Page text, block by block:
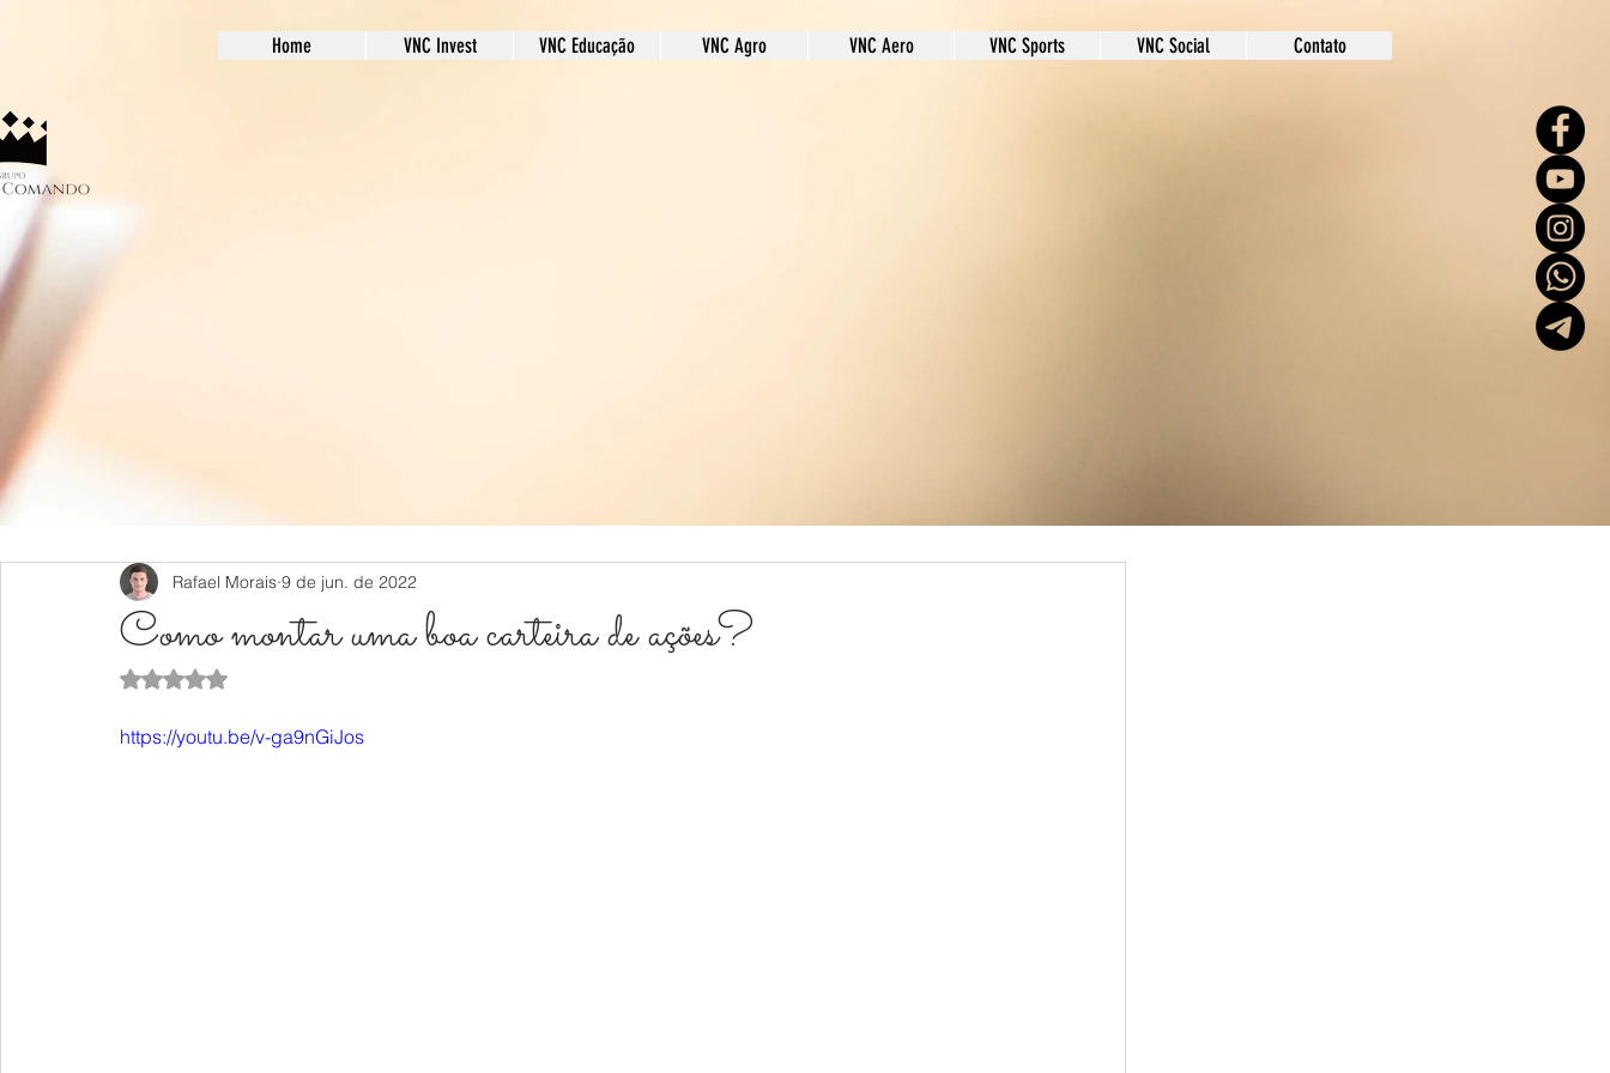
Home VNC Invest VNC Educação VNC Agro VNC Aero VNC Sports VNC Social Contato
Como montar uma boa carteira de ações?
Rafael Morais 9 de jun. de 2022
Avaliado com NaN de 5 estrelas.
https://youtu.be/v-ga9nGiJos